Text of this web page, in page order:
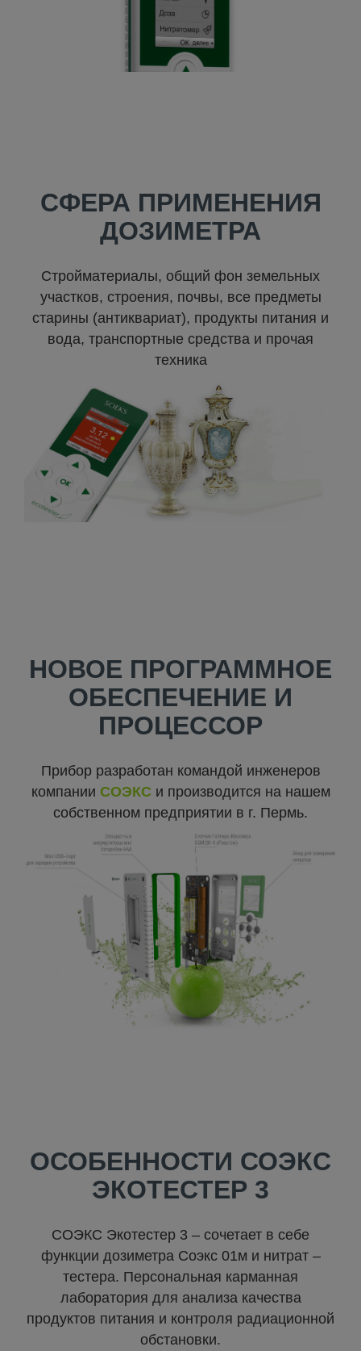
СФЕРА ПРИМЕНЕНИЯ
ДОЗИМЕТРА
Стройматериалы, общий фон земельных
участков, строения, почвы, все предметы
старины (антиквариат), продукты питания и
вода, транспортные средства и прочая
техника
НОВОЕ ПРОГРАММНОЕ
ОБЕСПЕЧЕНИЕ И
ПРОЦЕССОР
Прибор разработан командой инженеров
компании СОЭКС и производится на нашем
собственном предприятии в г. Пермь.
ОСОБЕННОСТИ СОЭКС
ЭКОТЕСТЕР 3
СОЭКС Экотестер 3 – сочетает в себе
функции дозиметра Соэкс 01м и нитрат –
тестера. Персональная карманная
лаборатория для анализа качества
продуктов питания и контроля радиационной
обстановки.